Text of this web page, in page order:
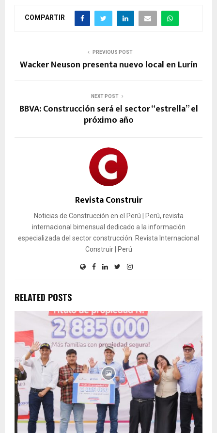
COMPARTIR
PREVIOUS POST
Wacker Neuson presenta nuevo local en Lurín
NEXT POST
BBVA: Construcción será el sector “estrella” el
próximo año
Revista Construir
Noticias de Construcción en el Perú | Perú, revista
internacional bimensual dedicado a la información
especializada del sector construcción. Revista Internacional
Construir | Perú
RELATED POSTS